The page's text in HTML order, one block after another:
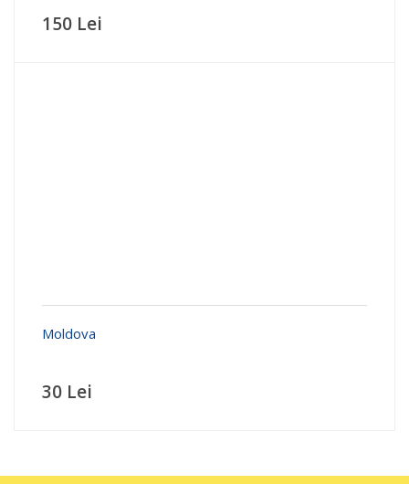
150 Lei
Moldova
30 Lei